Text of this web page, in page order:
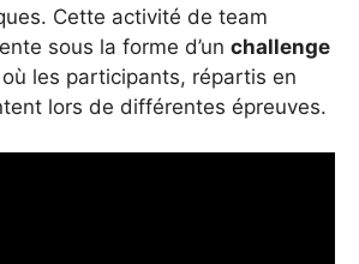
Cette activité de team
sous la forme d’un challenge
où les participants, répartis en
lors de différentes épreuves.